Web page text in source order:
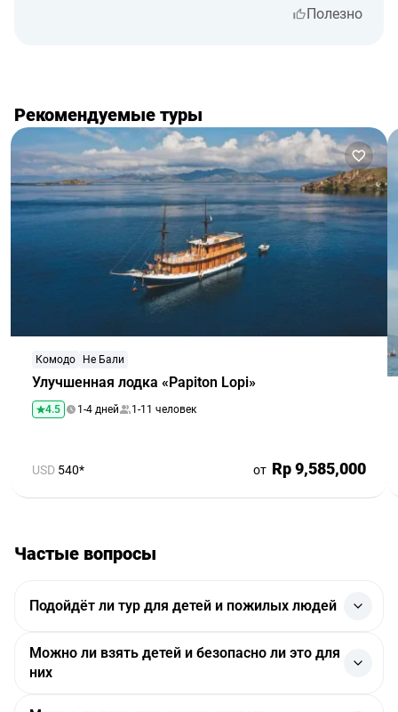
Полезно
Рекомендуемые туры
Улучшенная лодка «Papiton Lopi»
Комодо Не Бали
4.5 1-4 дней 1-11 человек
USD 540* от Rp 9,585,000
Частые вопросы
Подойдёт ли тур для детей и пожилых людей
Да. Менеджер подсказывает, какие рейсы подходят
по времени вылета и возвращения, чтобы программа
проходила без спешки и стыковки с лодкой были
Можно ли взять детей и безопасно ли это для
них
Да, тур подходит для детей старше 6 лет.